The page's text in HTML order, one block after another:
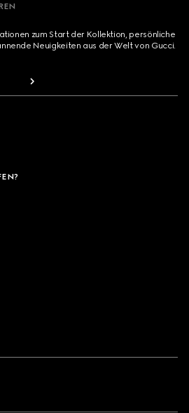
zum Start der Kollektion, persönliche
Neuigkeiten aus der Welt von Gucci.